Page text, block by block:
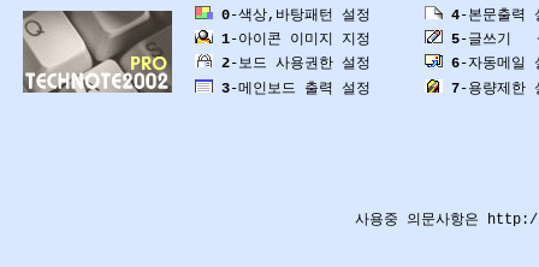
0-색상,바탕패턴 설정 4-본문출력
1-아이콘 이미지 지정 5-글쓰기
2-보드 사용권한 설정 6-자동메일
3-메인보드 출력 설정 7-용량제한
사용중 의문사항은 http://